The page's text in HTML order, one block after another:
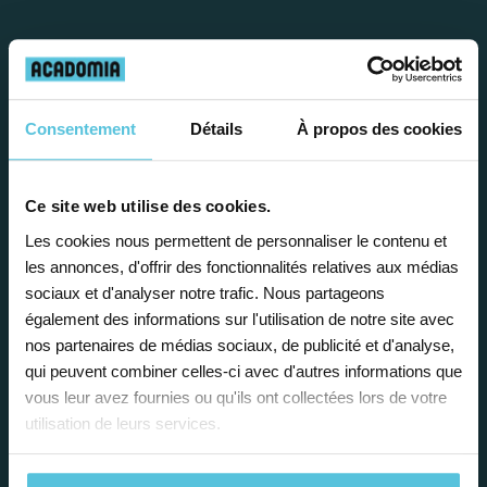
Consentement Détails À propos des cookies
Ce site web utilise des cookies.
Les cookies nous permettent de personnaliser le contenu et
les annonces, d'offrir des fonctionnalités relatives aux médias
sociaux et d'analyser notre trafic. Nous partageons
également des informations sur l'utilisation de notre site avec
nos partenaires de médias sociaux, de publicité et d'analyse,
qui peuvent combiner celles-ci avec d'autres informations que
vous leur avez fournies ou qu'ils ont collectées lors de votre
utilisation de leurs services.
Travailler chez Acadomia
présente de
avantages
Enseignez près de chez vous, selon
vos horaires
Afin de garantir le meilleur
accompagnement, nous organisons votre
emploi du temps en fonction de votre profil,
vos disponibilités et votre flexibilité.